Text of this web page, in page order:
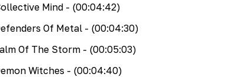
Mind- (00:04:42)
Of Metal- (00:04:30)
Of The Storm- (00:05:03)
Witches - (00:04:40)